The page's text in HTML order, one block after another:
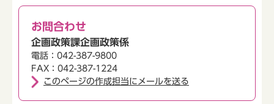
お問合わせ
企画政策課企画政策係
電話：042-387-9800
FAX：042-387-1224
このページの作成担当にメールを送る